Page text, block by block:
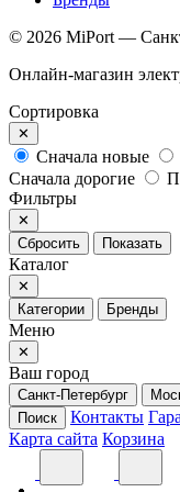
© 2026 MiPort —
Онлайн-магазин
Сортировка
✕
Сначала новые
Сначала дорогие
Фильтры
✕
Сбросить
Показать
Каталог
✕
Категории
Бренды
Меню
✕
Ваш город
Санкт-Петербург
Поиск
Контакты
Карта сайта Корзина